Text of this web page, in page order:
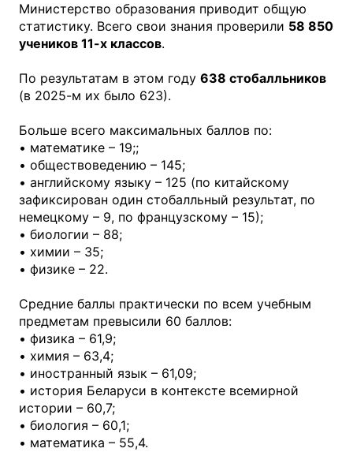
Министерство образования приводит общую
статистику. Всего свои знания проверили 58 850
учеников 11-х классов.
По результатам в этом году 638 стобалльников
(в 2025-м их было 623).
Больше всего максимальных баллов по:
• математике – 19;;
• обществоведению – 145;
• английскому языку – 125 (по китайскому
зафиксирован один стобалльный результат, по
немецкому – 9, по французскому – 15);
• биологии – 88;
• химии – 35;
• физике – 22.
Средние баллы практически по всем учебным
предметам превысили 60 баллов:
• физика – 61,9;
• химия – 63,4;
• иностранный язык – 61,09;
• история Беларуси в контексте всемирной
истории – 60,7;
• биология – 60,1;
• математика – 55,4.